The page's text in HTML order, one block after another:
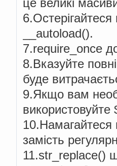
це великі
__autoload().
7.require_once
8.Вказуйте
буде
9.Якщо вам
10.Намагайтеся
замість
11.str_replace()